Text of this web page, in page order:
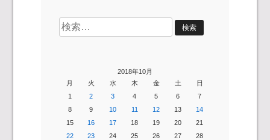
検
索:
2018年10月
月
火 水 木 金 土
日
1
2 3 4 5 6
7
8
9 10 11 12 13
14
15
16 17 18 19 20
21
22
23 24 25 26 27
28